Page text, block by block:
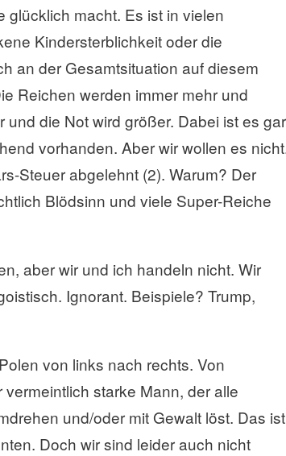
glücklich macht. Es ist in vielen
Kindersterblichkeit oder die
an der Gesamtsituation auf diesem
Reichen werden immer mehr und
die Not wird größer. Dabei ist es gar
vorhanden. Aber wir wollen es
Steuer abgelehnt (2). Warum? Der
Blödsinn und viele Super-Reiche
aber wir und ich handeln nicht. Wir
Ignorant. Beispiele? Trump,
von links nach rechts. Von
starke Mann, der alle
und/oder mit Gewalt löst. Das ist
Doch wir sind leider auch nicht